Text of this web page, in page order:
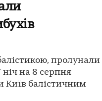
пролунали
на 8 серпня
Київ балістичним